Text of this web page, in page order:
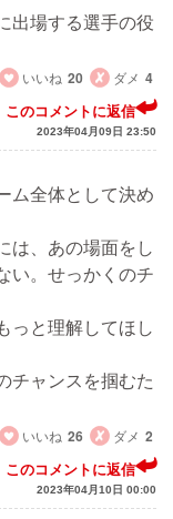
出場する選手の役
いいね 20 ダメ 4
このコメントに返信
2023年04月09日 23:50
ム全体として決め
は、あの場面をし
い。せっかくのチ
っと理解してほし
チャンスを掴むた
いいね 26 ダメ 2
このコメントに返信
2023年04月10日 00:00